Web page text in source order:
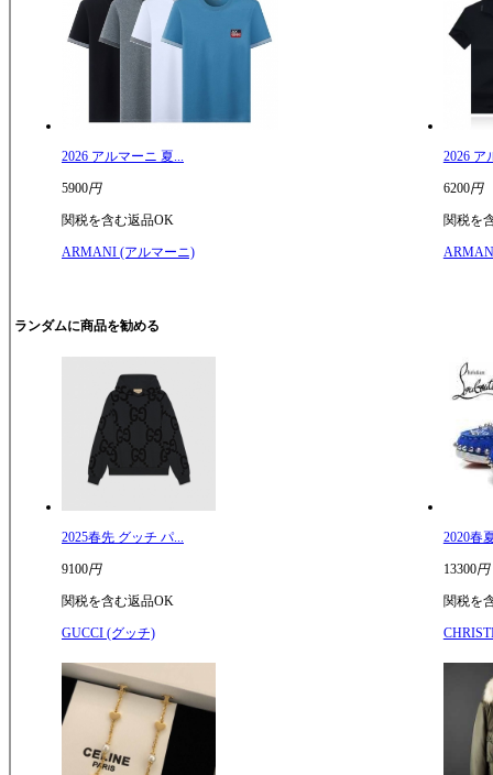
2026 アルマーニ 夏...
5900円
関税を含む返品OK
ARMANI (アルマーニ)
2026 ア
6200円
関税を
ランダムに商品を勧める
2025春先 グッチ パ...
9100円
関税を含む返品OK
GUCCI (グッチ)
2020春
13300円
関税を